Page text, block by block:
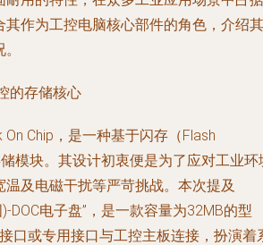
作为工控电脑核心部件的角色，介绍其
的存储核心
On Chip，是一种基于闪存（Flash
模块。其设计初衷便是为了应对工业环
及电磁干扰等严苛挑战。本次提及
DOC电子盘”，是一款容量为32MB的型
口或专用接口与工控主板连接，扮演着